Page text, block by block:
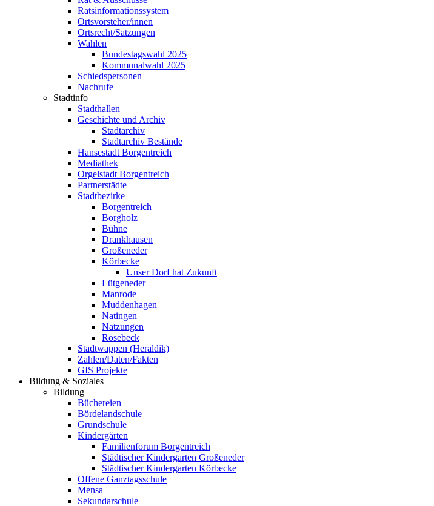
Ratsinformationssystem
Ortsvorsteher/innen
Ortsrecht/Satzungen
Wahlen
Bundestagswahl 2025
Kommunalwahl 2025
Schiedspersonen
Nachrufe
Stadtinfo
Stadthallen
Geschichte und Archiv
Stadtarchiv
Stadtarchiv Bestände
Hansestadt Borgentreich
Mediathek
Orgelstadt Borgentreich
Partnerstädte
Stadtbezirke
Borgentreich
Borgholz
Bühne
Drankhausen
Großeneder
Körbecke
Unser Dorf hat Zukunft
Lütgeneder
Manrode
Muddenhagen
Natingen
Natzungen
Rösebeck
Stadtwappen (Heraldik)
Zahlen/Daten/Fakten
GIS Projekte
Bildung & Soziales
Bildung
Büchereien
Bördelandschule
Grundschule
Kindergärten
Familienforum Borgentreich
Städtischer Kindergarten Großeneder
Städtischer Kindergarten Körbecke
Offene Ganztagsschule
Mensa
Sekundarschule